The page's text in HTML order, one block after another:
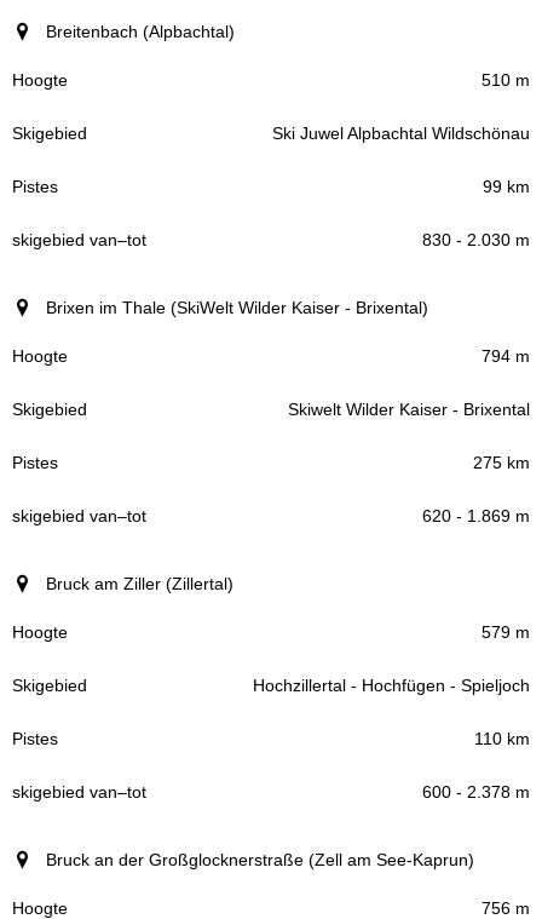
Breitenbach (Alpbachtal)
510 m
Ski Juwel Alpbachtal Wildschönau
99 km
830 - 2.030 m
Brixen im Thale (SkiWelt Wilder Kaiser - Brixental)
794 m
Skiwelt Wilder Kaiser - Brixental
275 km
620 - 1.869 m
Bruck am Ziller (Zillertal)
579 m
Hochzillertal - Hochfügen - Spieljoch
110 km
600 - 2.378 m
Bruck an der Großglocknerstraße (Zell am See-Kaprun)
756 m